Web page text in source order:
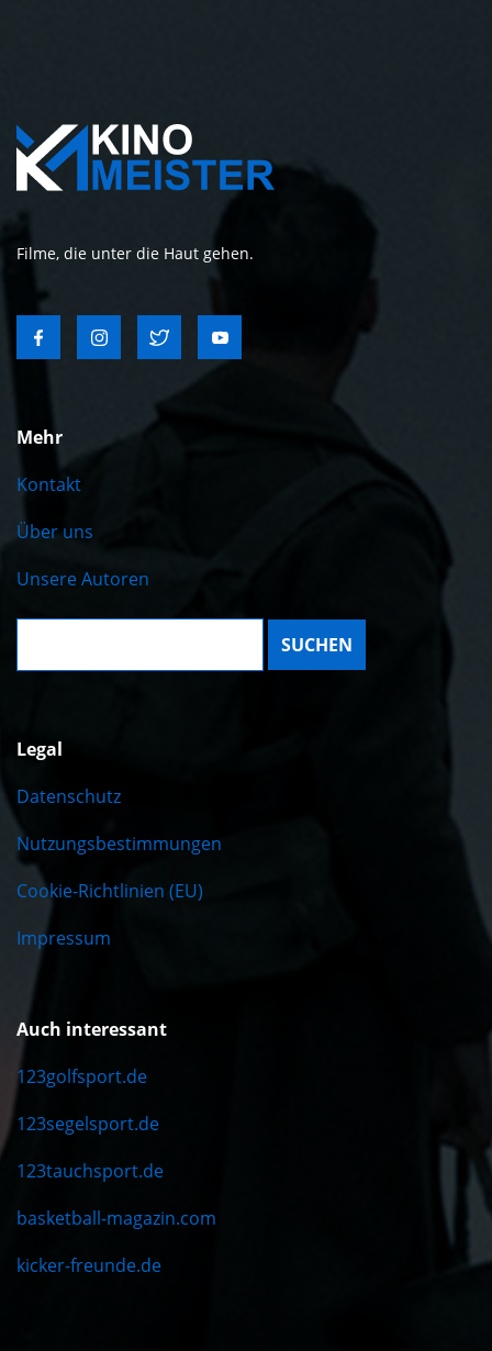
Filme, die unter die Haut gehen.
Mehr
Kontakt
Über uns
Unsere Autoren
Suche:
Legal
Datenschutz
Nutzungsbestimmungen
Cookie-Richtlinien (EU)
Impressum
Auch interessant
123golfsport.de
123segelsport.de
123tauchsport.de
basketball-magazin.com
kicker-freunde.de